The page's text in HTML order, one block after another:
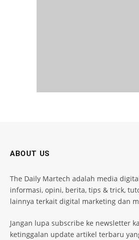
ABOUT US
The Daily Martech adalah media
informasi, opini, berita, tips & trick,
lainnya terkait digital marketing dan
Jangan lupa subscribe ke newsletter
ketinggalan update artikel terbaru